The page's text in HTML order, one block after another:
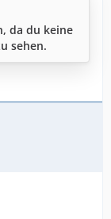
da du keine
sehen.